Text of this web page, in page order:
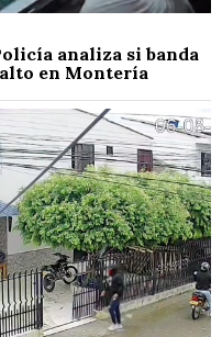
analiza si banda
en Montería